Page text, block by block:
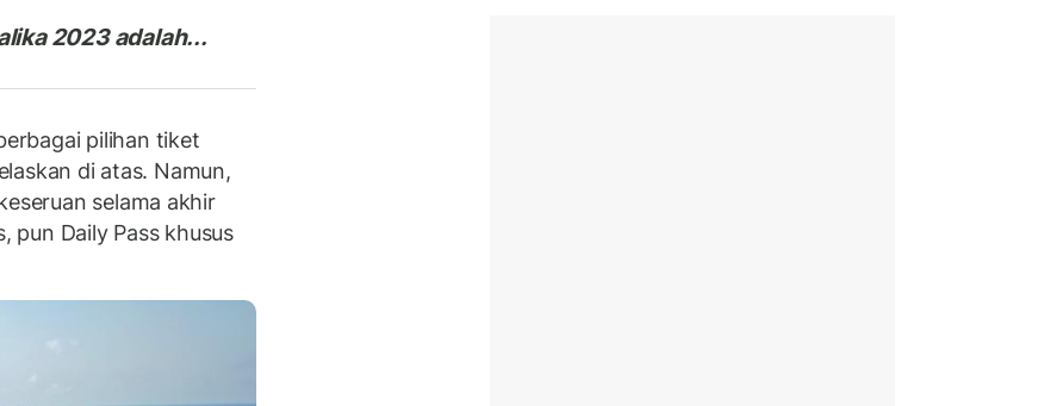
2023 adalah...
pilihan tiket
di atas. Namun,
selama akhir
pun Daily Pass khusus